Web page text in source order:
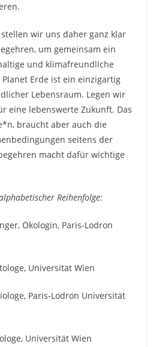
stellen wir uns daher ganz klar
um gemeinsam ein
und klimafreundliche
Erde ist ein einzigartig
Lebensraum. Legen wir
eine lebenswerte Zukunft. Das
braucht aber auch die
seitens der
macht dafür wichtige
Reihenfolge:
Ökologin, Paris-Lodron
Universität Wien
Paris-Lodron Universität
Universität Wien